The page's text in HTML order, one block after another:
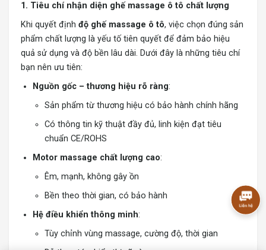
1. Tiêu chí nhận diện ghế massage ô tô chất lượng
Khi quyết định độ ghế massage ô tô, việc chọn đúng sản
phẩm chất lượng là yếu tố tiên quyết để đảm bảo hiệu
quả sử dụng và độ bền lâu dài. Dưới đây là những tiêu chí
bạn nên ưu tiên:
Nguồn gốc – thương hiệu rõ ràng:
Sản phẩm từ thương hiệu có bảo hành chính hãng
Có thông tin kỹ thuật đầy đủ, linh kiện đạt tiêu
chuẩn CE/ROHS
Motor massage chất lượng cao:
Êm, mạnh, không gây ồn
Bền theo thời gian, có bảo hành
Hệ điều khiển thông minh:
Tùy chỉnh vùng massage, cường độ, thời gian